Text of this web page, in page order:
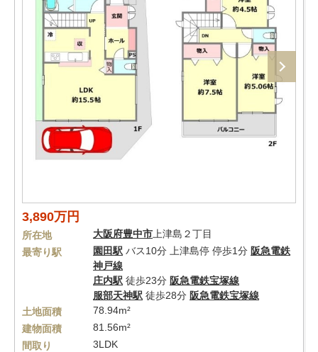
3,890万円
所在地 大阪府豊中市 上津島２丁目
最寄り駅
園田駅 バス10分 上津島停 停歩1分 阪急電鉄
神戸線
庄内駅 徒歩23分 阪急電鉄宝塚線
服部天神駅 徒歩28分 阪急電鉄宝塚線
土地面積
78.94m²
建物面積
81.56m²
間取り
3LDK